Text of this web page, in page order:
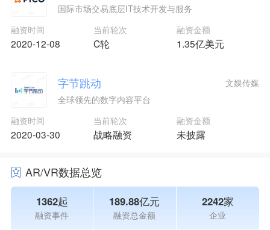
国际市场交易底层IT技术开发与服务
融资时间
2020-12-08
当前轮次
C轮
融资金额
1.35亿美元
字节跳动
全球领先的数字内容平台
文娱传媒
融资时间
2020-03-30
当前轮次
战略融资
融资金额
未披露
AR/VR数据总览
1362起
融资事件
189.88亿元
融资总金额
2242家
企业